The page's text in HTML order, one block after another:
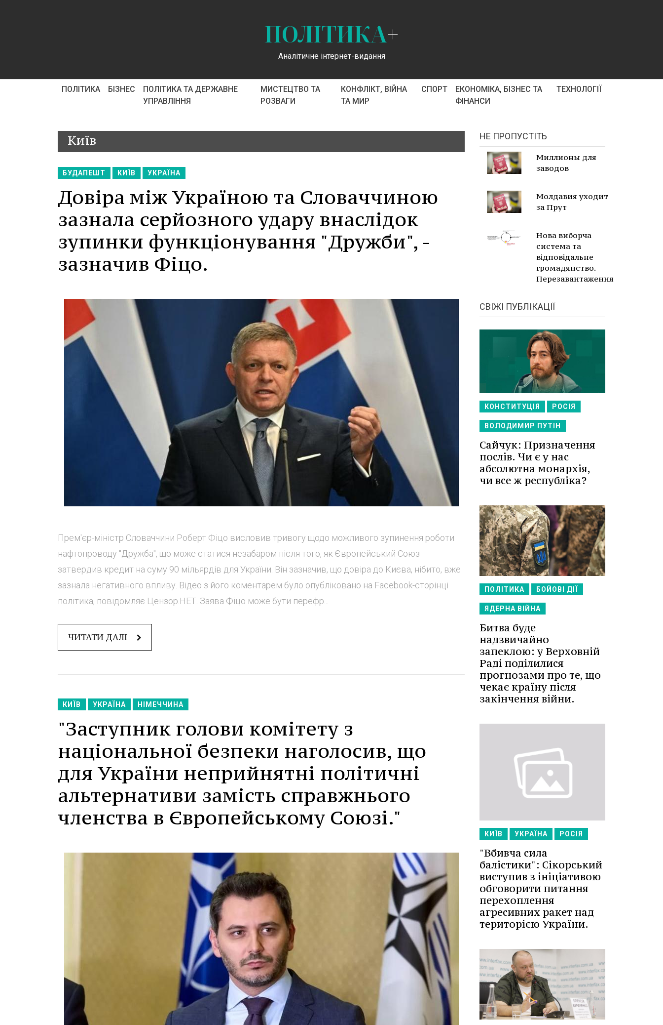
ПОЛІТИКА+
Аналітичне інтернет-видання
ПОЛІТИКА БІЗНЕС
ПОЛІТИКА ТА ДЕРЖАВНЕ
УПРАВЛІННЯ
МИСТЕЦТВО ТА
РОЗВАГИ
КОНФЛІКТ, ВІЙНА
ТА МИР
СПОРТ
ЕКОНОМІКА, БІЗНЕС ТА
ФІНАНСИ
ТЕХНОЛОГІЇ
Київ
БУДАПЕШТ КИЇВ УКРАЇНА
Довіра між Україною та Словаччиною
зазнала серйозного удару внаслідок
зупинки функціонування "Дружби", -
зазначив Фіцо.
Прем'єр-міністр Словаччини Роберт Фіцо висловив тривогу щодо можливого зупинення роботи
нафтопроводу "Дружба", що може статися незабаром після того, як Європейський Союз
затвердив кредит на суму 90 мільярдів для України. Він зазначив, що довіра до Києва, нібито, вже
зазнала негативного впливу. Відео з його коментарем було опубліковано на Facebook-сторінці
політика, повідомляє Цензор.НЕТ. Заява Фіцо може бути перефр...
ЧИТАТИ ДАЛІ
КИЇВ УКРАЇНА НІМЕЧЧИНА
"Заступник голови комітету з
національної безпеки наголосив, що
для України неприйнятні політичні
альтернативи замість справжнього
членства в Європейському Союзі."
НЕ ПРОПУСТІТЬ
Миллионы для
заводов
Молдавия уходит
за Прут
Нова виборча
система та
відповідальне
громадянство.
Перезавантаження
СВІЖІ ПУБЛІКАЦІЇ
КОНСТИТУЦІЯ РОСІЯ
ВОЛОДИМИР ПУТІН
Сайчук: Призначення
послів. Чи є у нас
абсолютна монархія,
чи все ж республіка?
ПОЛІТИКА БОЙОВІ ДІЇ
ЯДЕРНА ВІЙНА
Битва буде
надзвичайно
запеклою: у Верховній
Раді поділилися
прогнозами про те, що
чекає країну після
закінчення війни.
КИЇВ УКРАЇНА РОСІЯ
"Вбивча сила
балістики": Сікорський
виступив з ініціативою
обговорити питання
перехоплення
агресивних ракет над
територією України.